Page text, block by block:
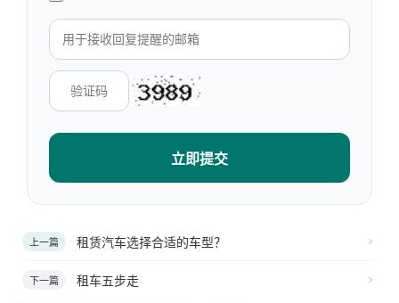
立即提交
上一篇 租赁汽车选择合适的车型？
下一篇 租车五步走